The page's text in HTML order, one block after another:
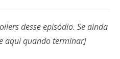
desse episódio. Se ainda
aqui quando terminar]